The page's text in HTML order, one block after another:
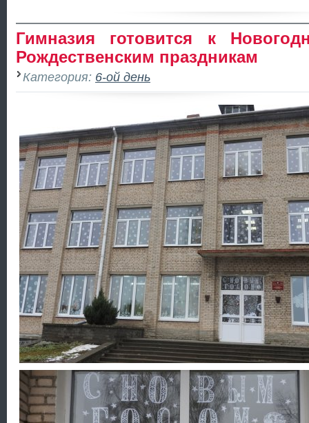
Гимназия готовится к
Рождественским праздникам
Категория: 6-ой день